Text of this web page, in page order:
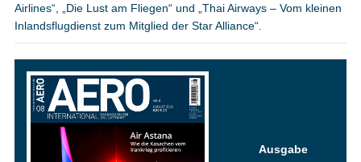
Airlines“, „Die Lust am Fliegen“ und „Thai Airways – Vom kleinen
Inlandsflugdienst zum Mitglied der Star Alliance“.
Ausgabe